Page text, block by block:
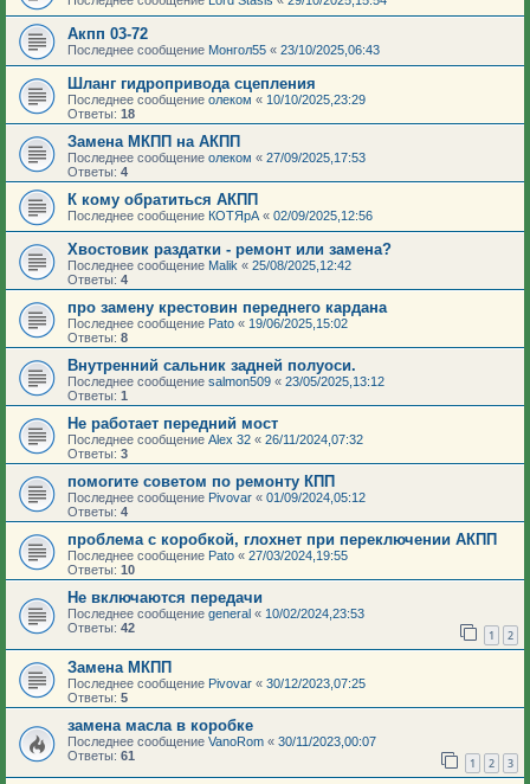
Акпп 03-72
Последнее сообщение Монгол55 « 23/10/2025,06:43
Шланг гидропривода сцепления
Последнее сообщение олеком « 10/10/2025,23:29
Ответы: 18
Замена МКПП на АКПП
Последнее сообщение олеком « 27/09/2025,17:53
Ответы: 4
К кому обратиться АКПП
Последнее сообщение КОТЯрА « 02/09/2025,12:56
Хвостовик раздатки - ремонт или замена?
Последнее сообщение Malik « 25/08/2025,12:42
Ответы: 4
про замену крестовин переднего кардана
Последнее сообщение Pato « 19/06/2025,15:02
Ответы: 8
Внутренний сальник задней полуоси.
Последнее сообщение salmon509 « 23/05/2025,13:12
Ответы: 1
Не работает передний мост
Последнее сообщение Аlеx 32 « 26/11/2024,07:32
Ответы: 3
помогите советом по ремонту КПП
Последнее сообщение Pivovar « 01/09/2024,05:12
Ответы: 4
проблема с коробкой, глохнет при переключении АКПП
Последнее сообщение Pato « 27/03/2024,19:55
Ответы: 10
Не включаются передачи
Последнее сообщение general « 10/02/2024,23:53
Ответы: 42 1 2
Замена МКПП
Последнее сообщение Pivovar « 30/12/2023,07:25
Ответы: 5
замена масла в коробке
Последнее сообщение VanoRom « 30/11/2023,00:07
Ответы: 61 1 2 3